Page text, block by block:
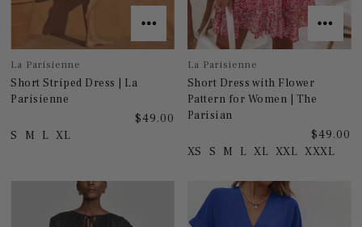
La Parisienne
Short Striped Dress | La
Parisienne
$49.00
S
M L XL
La Parisienne
Short Dress with Flower
Pattern for Women | The
Parisian
$49.00
XS
S M L XL XXL XXXL